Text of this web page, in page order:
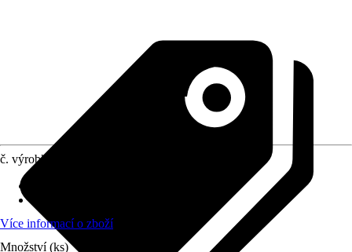
č. výrobku
Více informací o zboží
Množství (ks)